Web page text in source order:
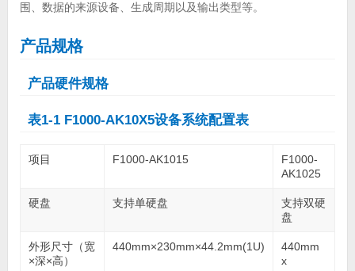
围、数据的来源设备、生成周期以及输出类型等。
产品规格
产品硬件规格
表1-1 F1000-AK10X5设备系统配置表
项目 F1000-AK1015
F1000-
AK1025
硬盘 支持单硬盘
支持双硬
盘
外形尺寸（宽
×深×高）
440mm×230mm×44.2mm(1U)
440mm
x